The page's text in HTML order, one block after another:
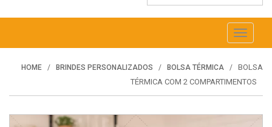
Toggle
HOME BRINDES PERSONALIZADOS BOLSA TÉRMICA
BOLSA
TÉRMICA COM 2 COMPARTIMENTOS